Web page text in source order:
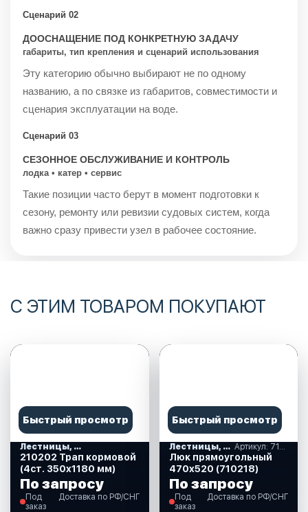
Сценарий 02
ДООСНАЩЕНИЕ ПОД КОНКРЕТНУЮ ЗАДАЧУ
габариты, тип крепления и сценарий использования
Эту категорию обычно выбирают не по одному
названию, а по связке из габаритов, совместимости и
сценария эксплуатации на воде.
Сценарий 03
СЕЗОННОЕ ОБСЛУЖИВАНИЕ И КОНТРОЛЬ
лодка • катер • сервис
Такие позиции часто берут в момент подготовки к
сезону, ремонту или ревизии судовых систем, когда
важно сразу привести узел в рабочее состояние.
С ЭТИМ ТОВАРОМ ПОКУПАЮТ
Быстрый просмотр
Лестницы, ступеньки
210202 Трап кормовой
(4ст. 350х1180 мм)
По запросу
Под
заказ
Доставка по РФ/СНГ
Быстрый просмотр
Лестницы, ступеньки
Люк прямоугольный
470х520 (710218)
По запросу
Под
заказ
Доставка по РФ/СНГ